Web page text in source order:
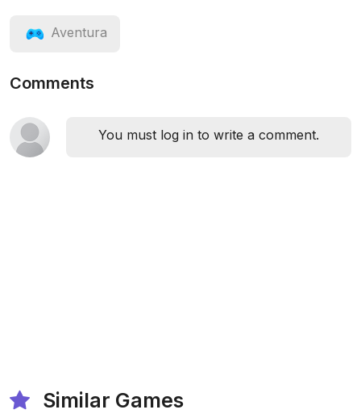
Aventura
Comments
You must log in to write a comment.
Similar Games